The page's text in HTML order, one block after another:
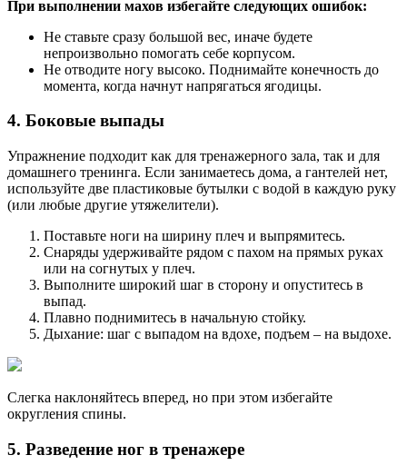
При выполнении махов избегайте следующих ошибок:
Не ставьте сразу большой вес, иначе будете
непроизвольно помогать себе корпусом.
Не отводите ногу высоко. Поднимайте конечность до
момента, когда начнут напрягаться ягодицы.
4. Боковые выпады
Упражнение подходит как для тренажерного зала, так и для
домашнего тренинга. Если занимаетесь дома, а гантелей нет,
используйте две пластиковые бутылки с водой в каждую руку
(или любые другие утяжелители).
Поставьте ноги на ширину плеч и выпрямитесь.
Снаряды удерживайте рядом с пахом на прямых руках
или на согнутых у плеч.
Выполните широкий шаг в сторону и опуститесь в
выпад.
Плавно поднимитесь в начальную стойку.
Дыхание: шаг с выпадом на вдохе, подъем – на выдохе.
Слегка наклоняйтесь вперед, но при этом избегайте
округления спины.
5. Разведение ног в тренажере